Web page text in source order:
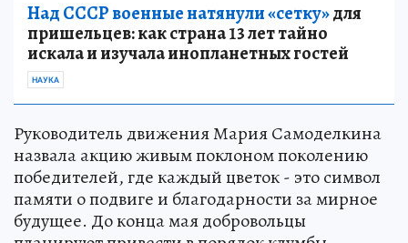
Над СССР военные натянули «сетку»для
пришельцев: как страна 13 лет тайно
искала и изучала инопланетных гостей
НАУКА
Руководитель движения Мария Самоделкина
назвала акцию живым поклоном поколению
победителей, где каждый цветок - это символ
памяти о подвиге и благодарности за мирное
будущее. До конца мая добровольцы